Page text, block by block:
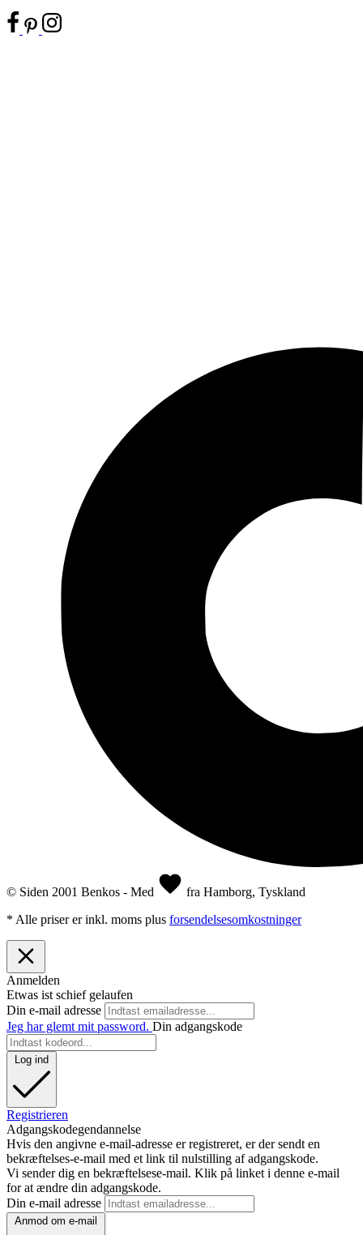
© Siden 2001 Benkos - Med
fra Hamborg, Tyskland
* Alle priser er inkl. moms plus forsendelsesomkostninger
Anmelden
Etwas ist schief gelaufen
Din e-mail adresse
Jeg har glemt mit password. Din adgangskode
Log ind
Registrieren
Adgangskodegendannelse
Hvis den angivne e-mail-adresse er registreret, er der sendt en
bekræftelses-e-mail med et link til nulstilling af adgangskode.
Vi sender dig en bekræftelsese-mail. Klik på linket i denne e-mail
for at ændre din adgangskode.
Din e-mail adresse
Anmod om e-mail